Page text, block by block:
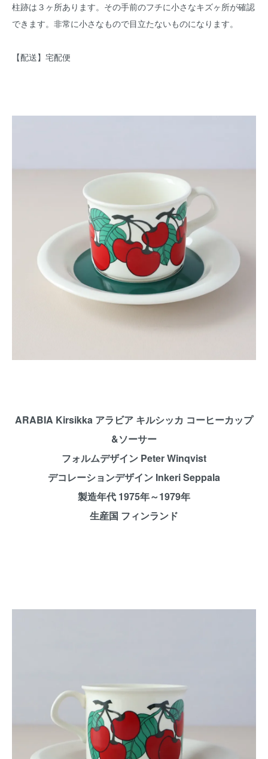
柱跡は３ヶ所あります。その手前のフチに小さなキズヶ所が確認
できます。非常に小さなもので目立たないものになります。
【配送】宅配便
ARABIA Kirsikka アラビア キルシッカ コーヒーカップ
&ソーサー
フォルムデザイン Peter Winqvist
デコレーションデザイン Inkeri Seppala
製造年代 1975年～1979年
生産国 フィンランド